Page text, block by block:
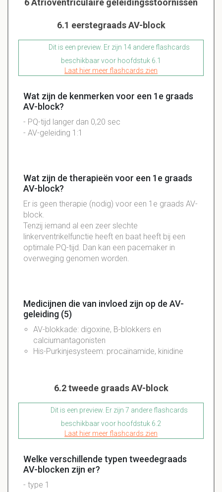
6.1 eerstegraads AV-block
Dit is een preview. Er zijn 14 andere flashcards
beschikbaar voor hoofdstuk 6.1
Laat hier meer flashcards zien
Wat zijn de kenmerken voor een 1e graads
AV-block?
- PQ-tijd langer dan 0,20 sec
- AV-geleiding 1:1
Wat zijn de therapieën voor een 1e graads
AV-block?
Er is geen therapie (nodig) voor een 1e graads AV-
block.
Tenzij iemand al een zeer slechte
linkerventrikelfunctie heeft en baat heeft bij een
optimale PQ-tijd. Dan kan een pacemaker in
overweging genomen worden.
Medicijnen die van invloed zijn op de AV-
geleiding (5)
AV-blokkade: digoxine, B-blokkers en
calciumantagonisten
His-Purkinjesysteem: procaïnamide, kinidine
6.2 tweede graads AV-block
Dit is een preview. Er zijn 7 andere flashcards
beschikbaar voor hoofdstuk 6.2
Laat hier meer flashcards zien
Welke verschillende typen tweedegraads
AV-blocken zijn er?
- type 1